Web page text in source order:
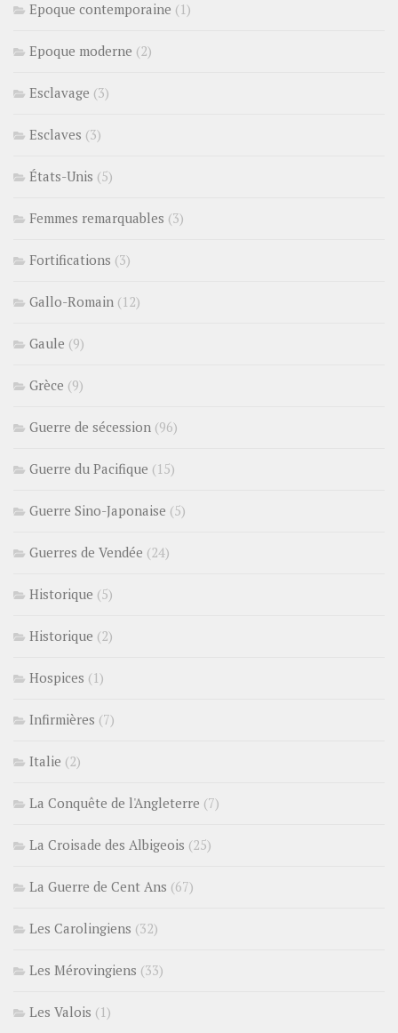
Epoque contemporaine (1)
Epoque moderne (2)
Esclavage (3)
Esclaves (3)
États-Unis (5)
Femmes remarquables (3)
Fortifications (3)
Gallo-Romain (12)
Gaule (9)
Grèce (9)
Guerre de sécession (96)
Guerre du Pacifique (15)
Guerre Sino-Japonaise (5)
Guerres de Vendée (24)
Historique (5)
Historique (2)
Hospices (1)
Infirmières (7)
Italie (2)
La Conquête de l'Angleterre (7)
La Croisade des Albigeois (25)
La Guerre de Cent Ans (67)
Les Carolingiens (32)
Les Mérovingiens (33)
Les Valois (1)